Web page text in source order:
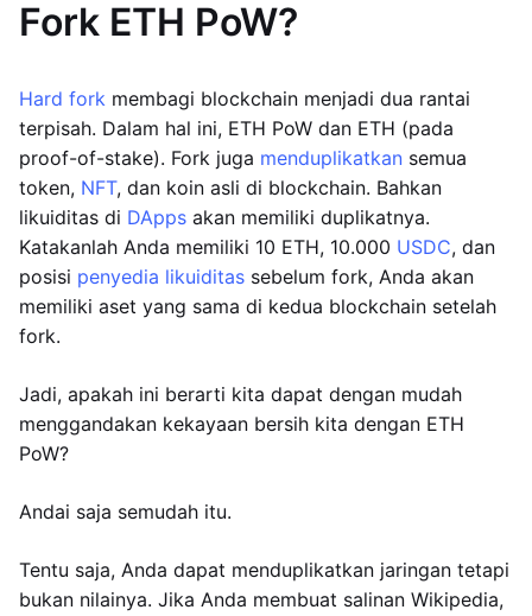
Fork ETH PoW?
Hard fork membagi blockchain menjadi dua rantai
terpisah. Dalam hal ini, ETH PoW dan ETH (pada
proof-of-stake). Fork juga menduplikatkan semua
token, NFT, dan koin asli di blockchain. Bahkan
likuiditas di DApps akan memiliki duplikatnya.
Katakanlah Anda memiliki 10 ETH, 10.000 USDC, dan
posisi penyedia likuiditas sebelum fork, Anda akan
memiliki aset yang sama di kedua blockchain setelah
fork.
Jadi, apakah ini berarti kita dapat dengan mudah
menggandakan kekayaan bersih kita dengan ETH
PoW?
Andai saja semudah itu.
Tentu saja, Anda dapat menduplikatkan jaringan tetapi
bukan nilainya. Jika Anda membuat salinan Wikipedia,